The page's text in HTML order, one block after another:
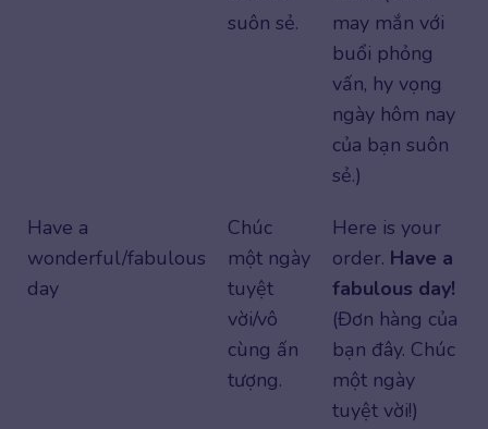
suôn sẻ.
may mắn với
buổi phỏng
vấn, hy vọng
ngày hôm nay
của bạn suôn
sẻ.)
Have a
wonderful/fabulous
day
Chúc
một ngày
tuyệt
vời/vô
cùng ấn
tượng.
Here is your
order. Have a
fabulous day!
(Đơn hàng của
bạn đây. Chúc
một ngày
tuyệt vời!)